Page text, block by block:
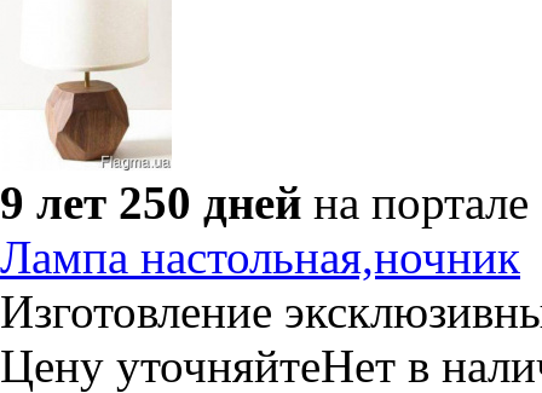
9 лет 250 дней на портале
Лампа настольная,ночник
Изготовление
Цену уточняйтеНет в